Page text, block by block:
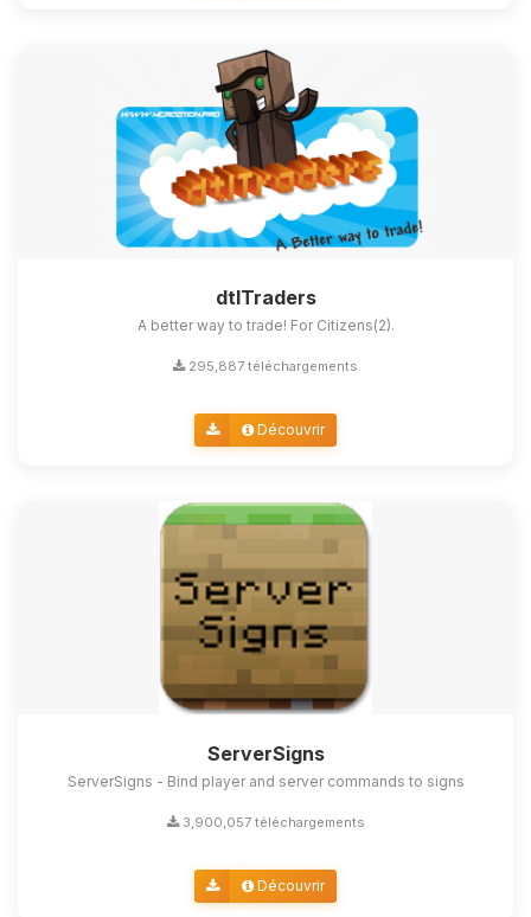
dtlTraders
A better way to trade! For Citizens(2).
295,887 téléchargements
Découvrir
ServerSigns
ServerSigns - Bind player and server commands to signs
3,900,057 téléchargements
Découvrir